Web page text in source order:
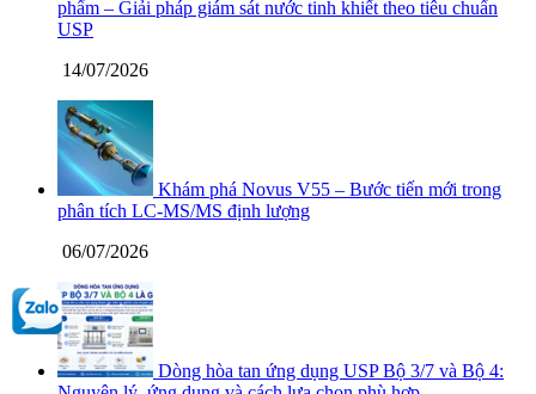
phẩm – Giải pháp giám sát nước tinh khiết theo tiêu chuẩn
USP
14/07/2026
Khám phá Novus V55 – Bước tiến mới trong
phân tích LC-MS/MS định lượng
06/07/2026
Dòng hòa tan ứng dụng USP Bộ 3/7 và Bộ 4: